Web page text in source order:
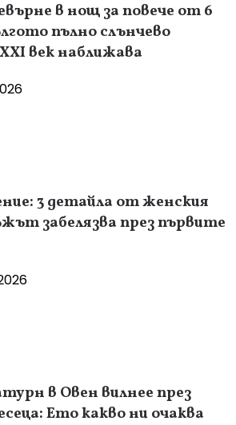
в нощ за повече от 6
пълно слънчево
век наближава
3 детайла от женския
забелязва през първите
в Овен вилнее през
Ето какво ни очаква